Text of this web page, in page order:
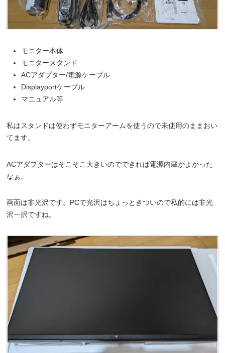
モニター本体
モニタースタンド
ACアダプター/電源ケーブル
Displayportケーブル
マニュアル等
私はスタンドは使わずモニターアームを使うので未使用のままおい
てます。
ACアダプターはそこそこ大きいのでできれば電源内蔵がよかった
なぁ。
画面は非光沢です。PCで光沢はちょっときついので私的には非光
沢一択ですね。